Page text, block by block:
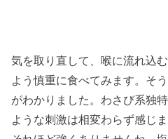
気を取り直して、喉に流れ込
よう慎重に食べてみます。そ
がわかりました。わさび系独
ような刺激は相変わらず感じ